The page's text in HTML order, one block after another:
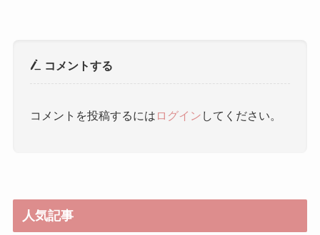
コメントする
コメントを投稿するには ログイン してください。
人気記事